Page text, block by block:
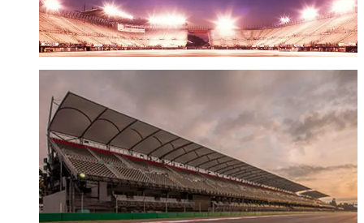
AUTÓDROMO HERMANOS RODRÍGUEZ
Ciudad de México
Visitar sitio